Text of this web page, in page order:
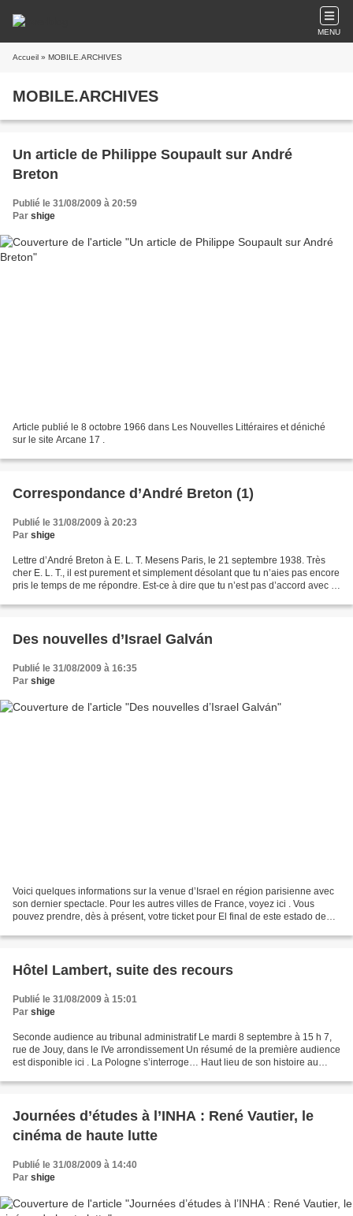
MENU
Accueil » MOBILE.ARCHIVES
MOBILE.ARCHIVES
Un article de Philippe Soupault sur André
Breton
Publié le 31/08/2009 à 20:59
Par shige
Article publié le 8 octobre 1966 dans Les Nouvelles Littéraires et déniché
sur le site Arcane 17 .
Correspondance d’André Breton (1)
Publié le 31/08/2009 à 20:23
Par shige
Lettre d’André Breton à E. L. T. Mesens Paris, le 21 septembre 1938. Très
cher E. L. T., il est purement et simplement désolant que tu n’aies pas encore
pris le temps de me répondre. Est-ce à dire que tu n’est pas d’accord avec le
Des nouvelles d’Israel Galván
Publié le 31/08/2009 à 16:35
Par shige
Voici quelques informations sur la venue d’Israel en région parisienne avec
son dernier spectacle. Pour les autres villes de France, voyez ici . Vous
pouvez prendre, dès à présent, votre ticket pour El final de este estado de
Hôtel Lambert, suite des recours
Publié le 31/08/2009 à 15:01
Par shige
Seconde audience au tribunal administratif Le mardi 8 septembre à 15 h 7,
rue de Jouy, dans le IVe arrondissement Un résumé de la première audience
est disponible ici . La Pologne s’interroge… Haut lieu de son histoire au
Journées d’études à l’INHA : René Vautier, le
cinéma de haute lutte
Publié le 31/08/2009 à 14:40
Par shige